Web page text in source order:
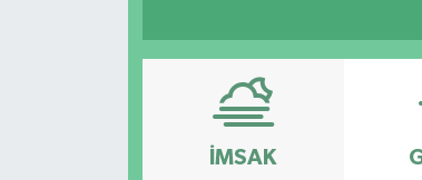
İMSAK
TRABZONSPOR